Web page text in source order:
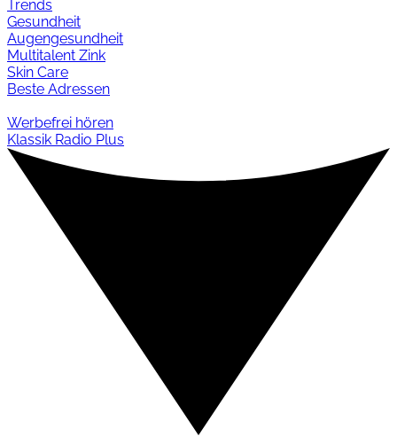
Trends
Gesundheit
Augengesundheit
Multitalent Zink
Skin Care
Beste Adressen
Werbefrei hören
Klassik Radio Plus